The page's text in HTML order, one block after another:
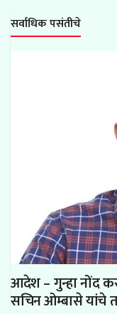
सर्वाधिक पसंतीचे
आदेश – गुन्हा नोंद
सचिन ओम्बासे यांचे